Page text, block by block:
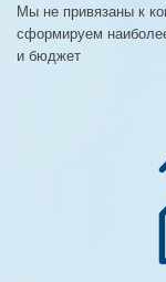
Мы не привязаны к
сформируем
и бюджет